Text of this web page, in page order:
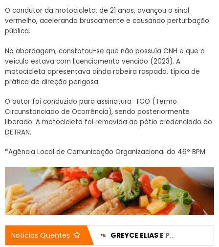
O condutor da motocicleta, de 21 anos, avançou o sinal
vermelho, acelerando bruscamente e causando perturbação
pública.
Na abordagem, constatou-se que não possuía CNH e que o
veículo estava com licenciamento vencido (2023). A
motocicleta apresentava ainda rabeira raspada, típica de
prática de direção perigosa.
O autor foi conduzido para assinatura TCO (Termo
Circunstanciado de Ocorrência), sendo posteriormente
liberado. A motocicleta foi removida ao pátio credenciado do
DETRAN.
*Agência Local de Comunicação Organizacional do 46º BPM
Noticias Quentes CASA DO IDOSO RECEBE DOIS VEÍCULOS NOVOS APÓS EMENDA DE 200 MIL REAIS GREYCE ELIAS E PEDRO LUCAS TÊM CANDIDATURAS REGISTRADAS E NOMES JÁ APARECEM NO DIVULGACAND